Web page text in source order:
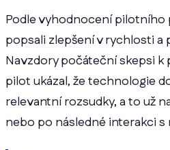
Podle vyhodnocení
popsali zlepšení v rychlosti a
Navzdory počáteční skepsi
pilot ukázal, že technologie
relevantní rozsudky, a to už
nebo po následné interakci s